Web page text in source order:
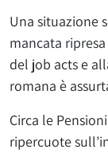
Una situazione
mancata
del job acts e
romana è
Circa le
ripercuote